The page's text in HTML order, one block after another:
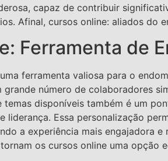
capaz de contribuir
Afinal, cursos online: aliados do
Ferramenta de
ferramenta valiosa para o
grande número de colaboradores
temas disponíveis também é um
liderança. Essa personalização
a experiência mais engajadora
os cursos online uma opção